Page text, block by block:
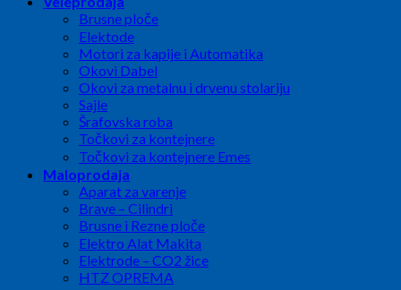
Brusne ploče
Elektode
Motori za kapije i Automatika
Okovi Dabel
Okovi za metalnu i drvenu stolariju
Sajle
Šrafovska roba
Točkovi za kontejnere
Točkovi za kontejnere Emes
Maloprodaja
Aparat za varenje
Brave – Cilindri
Brusne i Rezne ploče
Elektro Alat Makita
Elektrode – CO2 žice
HTZ OPREMA